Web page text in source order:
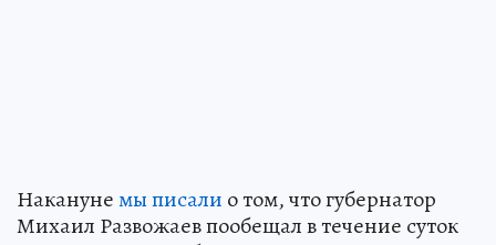
Наканунемы писали о том, что губернатор
Михаил Развожаев пообещал в течение суток